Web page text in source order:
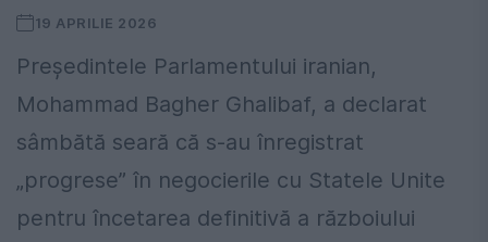
19 APRILIE 2026
Președintele Parlamentului iranian,
Mohammad Bagher Ghalibaf, a declarat
sâmbătă seară că s-au înregistrat
„progrese” în negocierile cu Statele Unite
pentru încetarea definitivă a războiului